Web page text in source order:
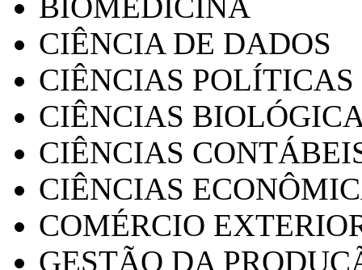
CIÊNCIA DE DADOS
CIÊNCIAS POLÍTICAS
CIÊNCIAS
CIÊNCIAS
CIÊNCIAS
COMÉRCIO
GESTÃO DA